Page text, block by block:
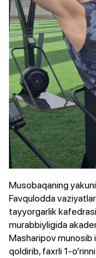
Musobaqaning
Favqulodda
tayyorgarlik
murabbiyligida
Masharipov munosib
qoldirib, faxrli 1-